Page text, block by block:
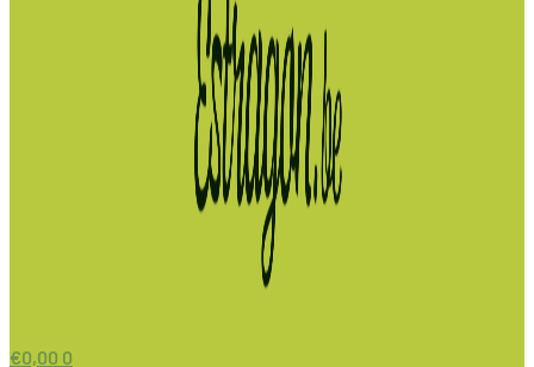
€0,00 0